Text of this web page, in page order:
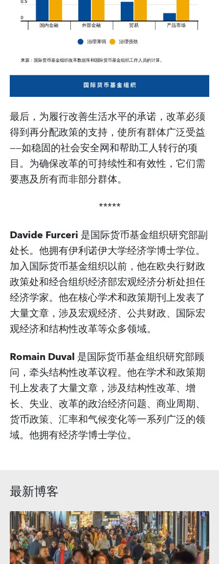
最后，为履行改善生活水平的承诺，改革必须
得到再分配政策的支持，使所有群体广泛受益
——如稳固的社会安全网和帮助工人转行的项
目。为确保改革的可持续性和有效性，它们需
要惠及所有而非部分群体。
*****
Davide Furceri是国际货币基金组织研究部副
处长。他拥有伊利诺伊大学经济学博士学位。
加入国际货币基金组织以前，他在欧央行财政
政策处和经合组织经济部宏观经济分析处担任
经济学家。他在核心学术和政策期刊上发表了
大量文章，涉及宏观经济、公共财政、国际宏
观经济和结构性改革等众多领域。
Romain Duval是国际货币基金组织研究部顾
问，牵头结构性改革议程。他在学术和政策期
刊上发表了大量文章，涉及结构性改革、增
长、失业、改革的政治经济问题、商业周期、
货币政策、汇率和气候变化等一系列广泛的领
域。他拥有经济学博士学位。
最新博客